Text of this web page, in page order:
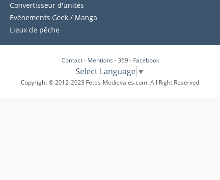
Convertisseur d'unités
Evénements Geek / Manga
Lieux de pêche
Contact- Mentions - 369 - Facebook
Select Language ▼
Copyright © 2012-2023 Fetes-Medievales.com. All Right Reserved